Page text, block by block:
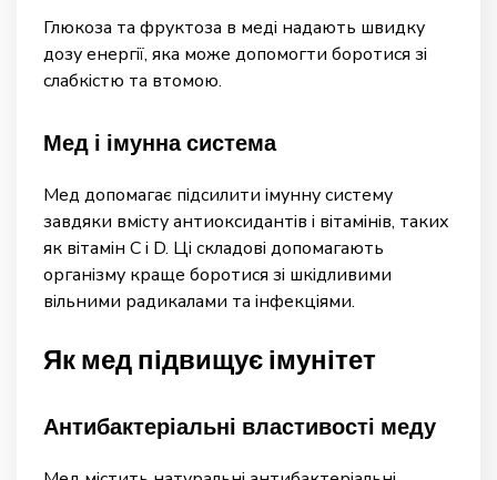
Глюкоза та фруктоза в меді надають швидку
дозу енергії, яка може допомогти боротися зі
слабкістю та втомою.
Мед і імунна система
Мед допомагає підсилити імунну систему
завдяки вмісту антиоксидантів і вітамінів, таких
як вітамін C і D. Ці складові допомагають
організму краще боротися зі шкідливими
вільними радикалами та інфекціями.
Як мед підвищує імунітет
Антибактеріальні властивості меду